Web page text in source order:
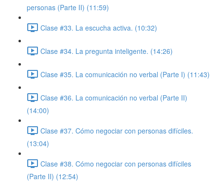
personas (Parte II) (11:59)
Clase #33. La escucha activa. (10:32)
Clase #34. La pregunta inteligente. (14:26)
Clase #35. La comunicación no verbal (Parte I) (11:43)
Clase #36. La comunicación no verbal (Parte II)
(14:00)
Clase #37. Cómo negociar con personas difíciles.
(13:04)
Clase #38. Cómo negociar con personas difíciles
(Parte II) (12:54)